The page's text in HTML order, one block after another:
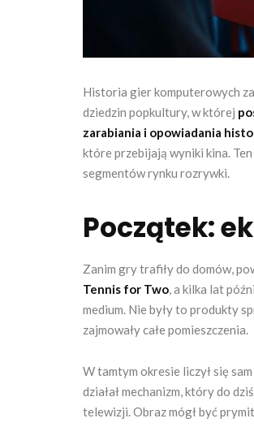
Historia gier komputerowych
dziedzin popkultury, w której
zarabiania i opowiadania
które przebijają wyniki kina.
segmentów rynku rozrywki.
Początek:
Zanim gry trafiły do domów,
Tennis for Two, a kilka lat
medium. Nie były to produkty
zajmowały całe pomieszczenia.
W tamtym okresie liczył się
działał mechanizm, który do
telewizji. Obraz mógł być